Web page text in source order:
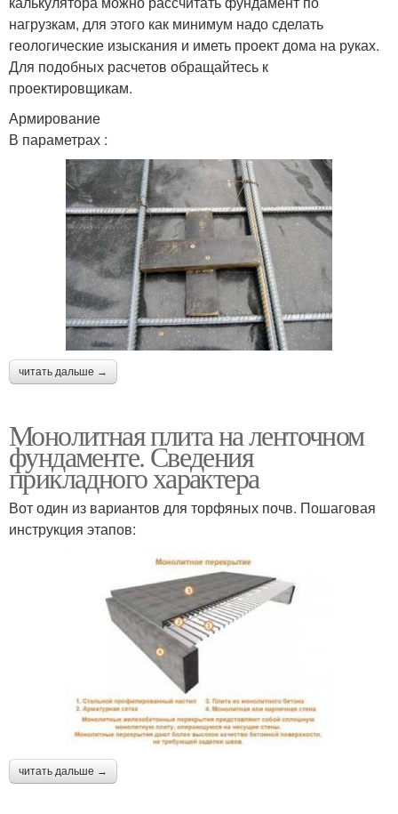
нагрузкам, для этого как минимум надо сделать
геологические изыскания и иметь проект дома на руках.
Для подобных расчетов обращайтесь к
проектировщикам.
Армирование
В параметрах :
читать дальше →
Монолитная плита на ленточном
фундаменте. Сведения
прикладного характера
Вот один из вариантов для торфяных почв. Пошаговая
инструкция этапов:
читать дальше →